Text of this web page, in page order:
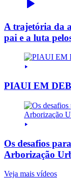
A trajetória da
pai e a luta
PIAUI EM
Os desafios
Arborização
Veja mais vídeos